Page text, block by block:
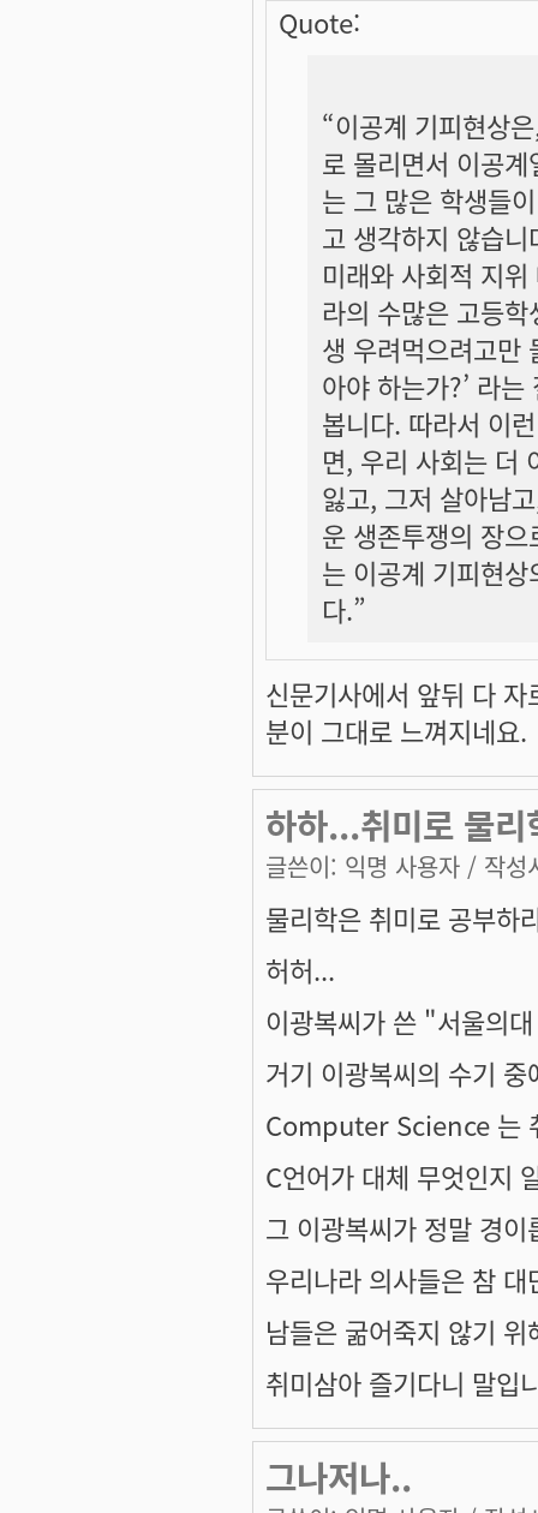
Quote:
“이공계 기피현상
로 몰리면서 이공
는 그 많은 학생들
고 생각하지 않습
미래와 사회적 지
라의 수많은 고등
생 우려먹으려고만
아야 하는가?’ 라
봅니다. 따라서 이
면, 우리 사회는 더
잃고, 그저 살아남
운 생존투쟁의 장
는 이공계 기피현
다.”
신문기사에서 앞뒤 다
분이 그대로 느껴지네요.
하하...취미로 물
글쓴이: 익명 사용자 / 작성
물리학은 취미로 공부하
허허...
이광복씨가 쓴 "서울의
거기 이광복씨의 수기
Computer Science 는
C언어가 대체 무엇인지
그 이광복씨가 정말 경이
우리나라 의사들은 참
남들은 굶어죽지 않기
취미삼아 즐기다니 말입
그나저나..